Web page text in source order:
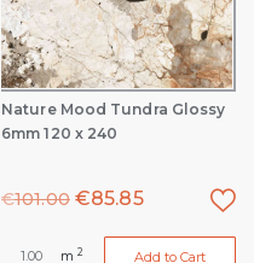
Nature Mood Tundra Glossy
6mm 120 x 240
€101.00 €85.85
m 2 Add to Cart